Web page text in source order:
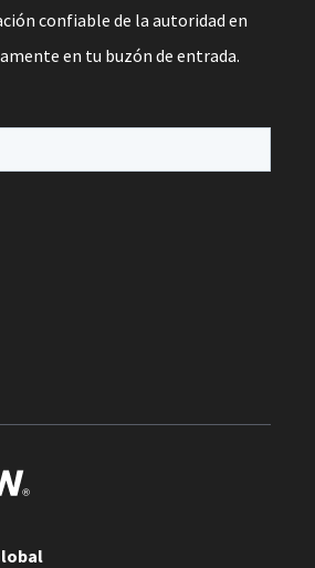
confiable de la autoridad en
en tu buzón de entrada.